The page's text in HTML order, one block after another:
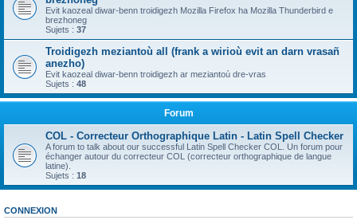
Evit kaozeal diwar-benn troidigezh Mozilla Firefox ha Mozilla Thunderbird e
brezhoneg
Sujets : 37
Troidigezh meziantoù all (frank a wirioù evit an darn vrasañ
anezho)
Evit kaozeal diwar-benn troidigezh ar meziantoù dre-vras
Sujets : 48
Forum
COL - Correcteur Orthographique Latin - Latin Spell Checker
A forum to talk about our successful Latin Spell Checker COL. Un forum pour
échanger autour du correcteur COL (correcteur orthographique de langue
latine).
Sujets : 18
CONNEXION